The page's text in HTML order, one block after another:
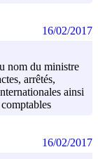
nom du ministre
arrêtés,
ainsi
16/02/2017
16/02/2017